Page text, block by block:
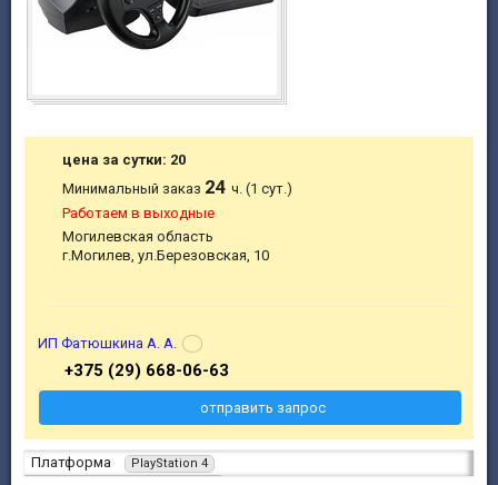
Платформа PlayStation 4
цена за сутки: 20
Минимальный заказ 24ч. (1 сут.)
Работаем в выходные
Могилевская область
г.Могилев, ул.Березовская, 10
ИП Фатюшкина А. А.
+375 (29) 668-06-63
отправить запрос